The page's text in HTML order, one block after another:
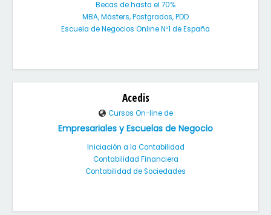
Becas de hasta el 70%
MBA, Másters, Postgrados, PDD
Escuela de Negocios Online Nº1 de España
Acedis
Cursos On-line de
Empresariales y Escuelas de Negocio
Iniciación a la Contabilidad
Contabilidad Financiera
Contabilidad de Sociedades